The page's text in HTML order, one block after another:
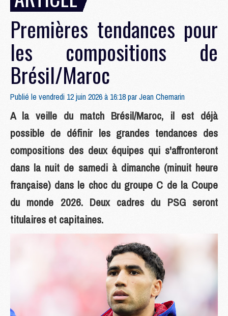
Premières tendances pour
les compositions de
Brésil/Maroc
Publié le vendredi 12 juin 2026 à 16:18 parJean Chemarin
A la veille du match Brésil/Maroc, il est déjà
possible de définir les grandes tendances des
compositions des deux équipes qui s'affronteront
dans la nuit de samedi à dimanche (minuit heure
française) dans le choc du groupe C de la Coupe
du monde 2026. Deux cadres du PSG seront
titulaires et capitaines.